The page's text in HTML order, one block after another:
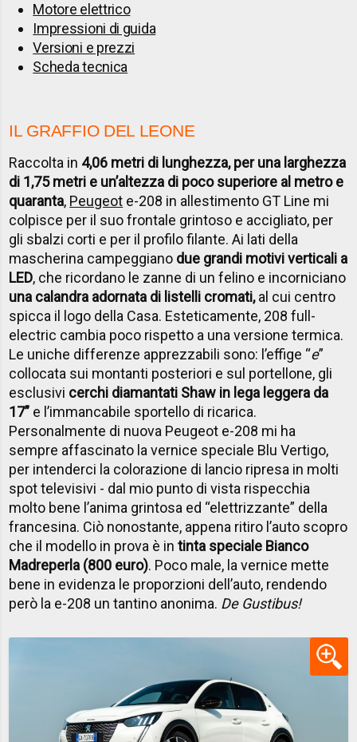
Motore elettrico
Impressioni di guida
Versioni e prezzi
Scheda tecnica
IL GRAFFIO DEL LEONE
Raccolta in 4,06 metri di lunghezza, per una larghezza
di 1,75 metri e un’altezza di poco superiore al metro e
quaranta, Peugeot e-208 in allestimento GT Line mi
colpisce per il suo frontale grintoso e accigliato, per
gli sbalzi corti e per il profilo filante. Ai lati della
mascherina campeggiano due grandi motivi verticali a
LED, che ricordano le zanne di un felino e incorniciano
una calandra adornata di listelli cromati,al cui centro
spicca il logo della Casa. Esteticamente, 208 full-
electric cambia poco rispetto a una versione termica.
Le uniche differenze apprezzabili sono: l’effige “e”
collocata sui montanti posteriori e sul portellone, gli
esclusivi cerchi diamantati Shaw in lega leggera da
17” e l’immancabile sportello di ricarica.
Personalmente di nuova Peugeot e-208 mi ha
sempre affascinato la vernice speciale Blu Vertigo,
per intenderci la colorazione di lancio ripresa in molti
spot televisivi - dal mio punto di vista rispecchia
molto bene l’anima grintosa ed “elettrizzante” della
francesina. Ciò nonostante, appena ritiro l’auto scopro
che il modello in prova è intinta speciale Bianco
Madreperla (800 euro). Poco male, la vernice mette
bene in evidenza le proporzioni dell’auto, rendendo
però la e-208 un tantino anonima. De Gustibus!